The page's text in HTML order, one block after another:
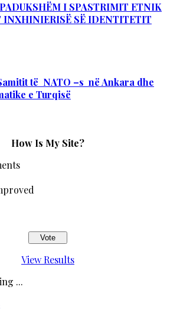
I SPASTRIMIT ETNIK
INXHINIERISË SË IDENTITETIT
të NATO –s në Ankara dhe
e Turqisë
How Is My Site?
View Results
...